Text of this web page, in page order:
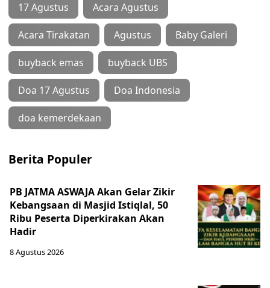
17 Agustus Acara Agustus
Acara Tirakatan Agustus Baby Galeri
buyback emas buyback UBS
Doa 17 Agustus Doa Indonesia
doa kemerdekaan
Berita Populer
PB JATMA ASWAJA Akan Gelar Zikir
Kebangsaan di Masjid Istiqlal, 50
Ribu Peserta Diperkirakan Akan
Hadir
8 Agustus 2026